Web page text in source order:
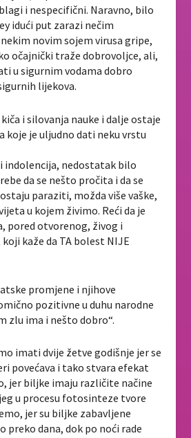
i nespecifični. Naravno, bilo
idući put zarazi nečim
novim sojem virusa gripe,
očajnički traže dobrovoljce, ali,
u sigurnim vodama dobro
lijekova.
i silovanja nauke i dalje ostaje
koje je uljudno dati neku vrstu
indolencija, nedostatak bilo
da se nešto pročita i da se
paraziti, možda više vaške,
u kojem živimo. Reći da je
pored otvorenog, živog i
kaže da TA bolest NIJE
promjene i njihove
pozitivne u duhu narodne
zlu ima i nešto dobro“.
imati dvije žetve godišnje jer se
povećava i tako stvara efekat
jer biljke imaju različite načine
u procesu fotosinteze tvore
jer su biljke zabavljene
dana, dok po noći rade